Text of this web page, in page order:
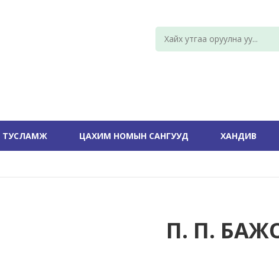
ТУСЛАМЖ ЦАХИМ НОМЫН САНГУУД ХАНДИВ
П. П.